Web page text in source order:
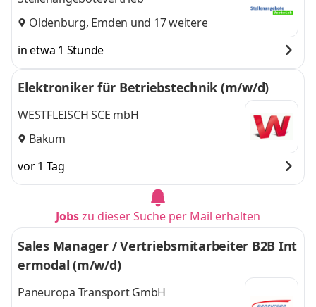
Oldenburg, Emden und 17 weitere
in etwa 1 Stunde
Elektroniker für Betriebstechnik (m/w/d)
WESTFLEISCH SCE mbH
Bakum
vor 1 Tag
Jobszu dieser Suche per Mail erhalten
Sales Manager / Vertriebsmitarbeiter B2B Int
ermodal (m/w/d)
Paneuropa Transport GmbH